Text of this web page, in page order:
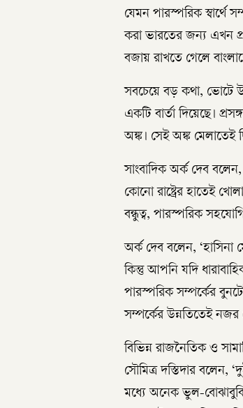
যেমন পারস্পরিক স্বার্থে
করা ভারতের জন্য এখন
বজায় রাখতে গেলে
সবচেয়ে বড় কথা, ভোটে
একটি বার্তা দিয়েছে।
অঙ্ক। সেই অঙ্ক মেলাতেই
সাংবাদিক অর্ক দেব
কোনো রাষ্ট্রের হাতেই
বন্ধুত্ব, পারস্পরিক
অর্ক দেব বলেন, ‘হাসিনা
কিন্তু আপনি যদি
পারস্পরিক সম্পর্কের
সম্পর্কের উন্নতিতেই নজর
বিভিন্ন রাজনৈতিক ও
সৌমিত্র দস্তিদার বলেন,
মধ্যে অনেক ভুল-বোঝাবুঝি